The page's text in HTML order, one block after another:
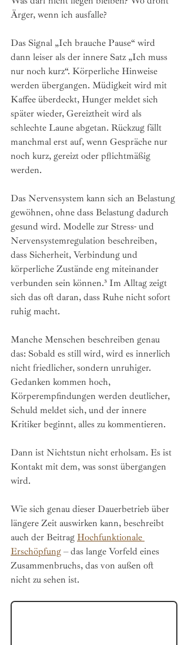
Ärger, wenn ich ausfalle?
Das Signal „Ich brauche Pause“ wird
dann leiser als der innere Satz „Ich muss
nur noch kurz“. Körperliche Hinweise
werden übergangen. Müdigkeit wird mit
Kaffee überdeckt, Hunger meldet sich
später wieder, Gereiztheit wird als
schlechte Laune abgetan. Rückzug fällt
manchmal erst auf, wenn Gespräche nur
noch kurz, gereizt oder pflichtmäßig
werden.
Das Nervensystem kann sich an Belastung
gewöhnen, ohne dass Belastung dadurch
gesund wird. Modelle zur Stress- und
Nervensystemregulation beschreiben,
dass Sicherheit, Verbindung und
körperliche Zustände eng miteinander
verbunden sein können.³ Im Alltag zeigt
sich das oft daran, dass Ruhe nicht sofort
ruhig macht.
Manche Menschen beschreiben genau
das: Sobald es still wird, wird es innerlich
nicht friedlicher, sondern unruhiger.
Gedanken kommen hoch,
Körperempfindungen werden deutlicher,
Schuld meldet sich, und der innere
Kritiker beginnt, alles zu kommentieren.
Dann ist Nichtstun nicht erholsam. Es ist
Kontakt mit dem, was sonst übergangen
wird.
Wie sich genau dieser Dauerbetrieb über
längere Zeit auswirken kann, beschreibt
auch der Beitrag Hochfunktionale
Erschöpfung – das lange Vorfeld eines
Zusammenbruchs, das von außen oft
nicht zu sehen ist.